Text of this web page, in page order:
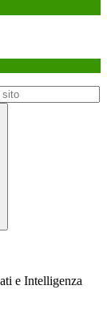
e Intelligenza